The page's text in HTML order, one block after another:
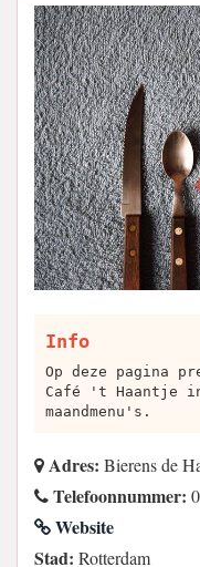
Info
Op deze pagina
Café 't Haantje
maandmenu's.
Adres: Bierens de
Telefoonnummer:
Website
Stad: Rotterdam